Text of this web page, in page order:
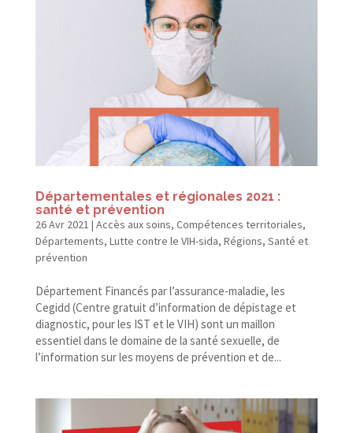
Départementales et régionales 2021 :
santé et prévention
26 Avr 2021 | Accès aux soins, Compétences territoriales,
Départements, Lutte contre le VIH-sida, Régions, Santé et
prévention
Département Financés par l’assurance-maladie, les
Cegidd (Centre gratuit d’information de dépistage et
diagnostic, pour les IST et le VIH) sont un maillon
essentiel dans le domaine de la santé sexuelle, de
l’information sur les moyens de prévention et de...